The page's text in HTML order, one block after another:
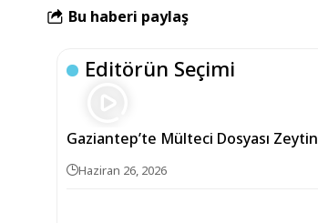
Bu haberi paylaş
Editörün Seçimi
Gaziantep’te Mülteci Dosyası
Haziran 26, 2026